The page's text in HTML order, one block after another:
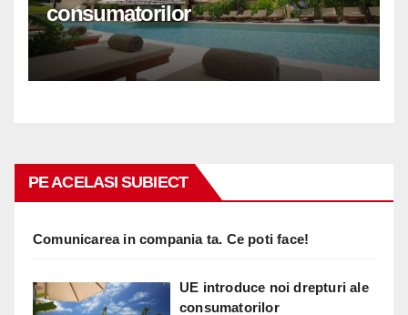
consumatorilor
PE ACELASI SUBIECT
Comunicarea in compania ta. Ce poti face!
UE introduce noi drepturi ale
consumatorilor